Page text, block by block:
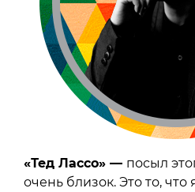
«Тед Лассо» — посыл
очень близок. Это то,